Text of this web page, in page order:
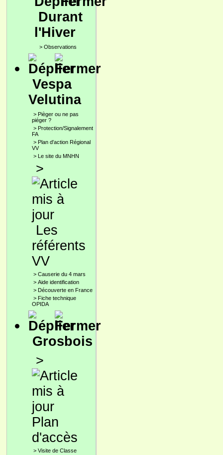
Durant
l'Hiver
> Observations
Vespa
Velutina
> Pièger ou ne pas
piéger ?
> Protection/Signalement
FA
> Plan d'action Régional
VV
> Le site du MNHN
>
Les
référents
VV
> Causerie du 4 mars
> Aide identification
> Découverte en France
> Fiche technique
OPIDA
Grosbois
>
Plan
d'accès
> Visite de Classe